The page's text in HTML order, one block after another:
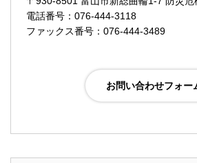
電話番号：076-444-3118
ファックス番号：076-444-3489